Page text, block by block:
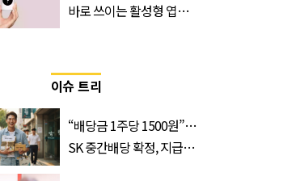
바로 쓰이는 활성형 엽
이슈 트리
“배당금 1주당 1500원”…
SK 중간배당 확정, 지급일